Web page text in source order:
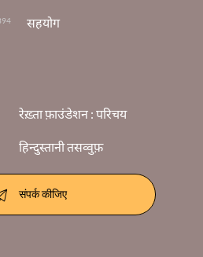
सहयोग
रेख़्ता फ़ाउंडेशन : परिचय
हिन्दुस्तानी तसव्वुफ़
संपर्क कीजिए